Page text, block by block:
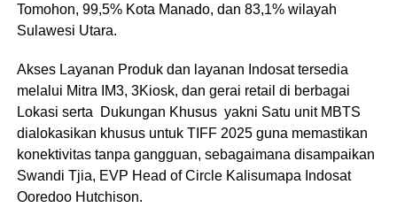
Tomohon, 99,5% Kota Manado, dan 83,1% wilayah
Sulawesi Utara.
Akses Layanan Produk dan layanan Indosat tersedia
melalui Mitra IM3, 3Kiosk, dan gerai retail di berbagai
Lokasi serta Dukungan Khusus yakni Satu unit MBTS
dialokasikan khusus untuk TIFF 2025 guna memastikan
konektivitas tanpa gangguan, sebagaimana disampaikan
Swandi Tjia, EVP Head of Circle Kalisumapa Indosat
Ooredoo Hutchison.